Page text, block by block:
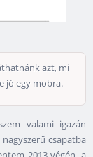
azt, mi
jó egy mobra.
valami igazán
nagyszerű csapatba